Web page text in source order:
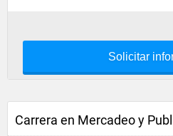
Solicitar
Carrera en Mercadeo y